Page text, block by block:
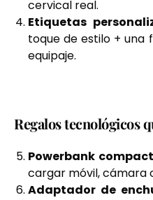
cervical real.
Etiquetas
toque de estilo + una
equipaje.
Regalos tecnológicos
Powerbank
cargar móvil, cámara
Adaptador de